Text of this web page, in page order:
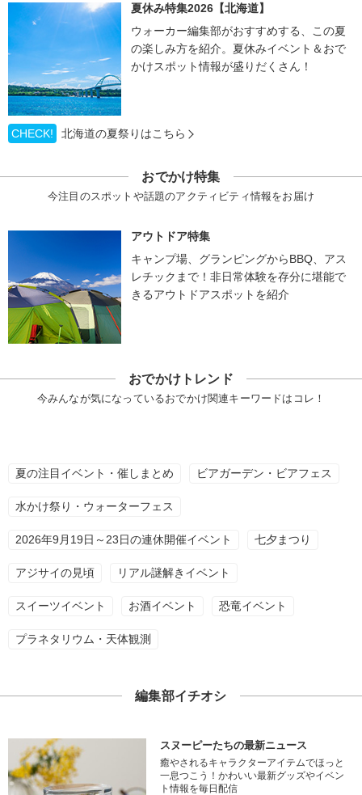
夏休み特集2026【北海道】
ウォーカー編集部がおすすめする、この夏
の楽しみ方を紹介。夏休みイベント＆おで
かけスポット情報が盛りだくさん！
CHECK! 北海道の夏祭りはこちら
おでかけ特集
今注目のスポットや話題のアクティビティ情報をお届け
アウトドア特集
キャンプ場、グランピングからBBQ、アス
レチックまで！非日常体験を存分に堪能で
きるアウトドアスポットを紹介
おでかけトレンド
今みんなが気になっているおでかけ関連キーワードはコレ！
夏の注目イベント・催しまとめ ビアガーデン・ビアフェス
水かけ祭り・ウォーターフェス
2026年9月19日～23日の連休開催イベント 七夕まつり
アジサイの見頃 リアル謎解きイベント
スイーツイベント お酒イベント 恐竜イベント
プラネタリウム・天体観測
編集部イチオシ
スヌーピーたちの最新ニュース
癒やされるキャラクターアイテムでほっと
一息つこう！かわいい最新グッズやイベン
ト情報を毎日配信